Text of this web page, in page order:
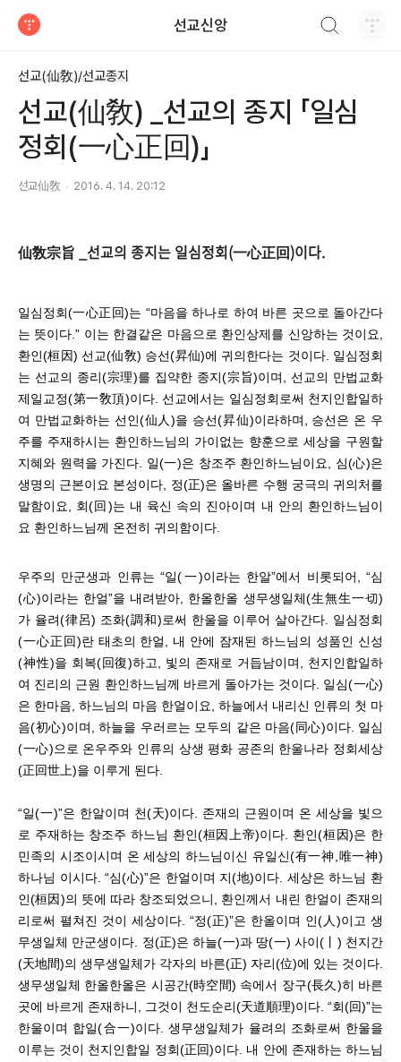
선교신앙
선교(仙敎)/선교종지
선교(仙敎) _선교의 종지 「일심
정회(一心正回)」
선교仙敎 2016. 4. 14. 20:12
仙敎宗旨 _선교의 종지는 일심정회(一心正回)이다.
일심정회(一心正回)는 “마음을 하나로 하여 바른 곳으로 돌아간다
는 뜻이다.” 이는 한결같은 마음으로 환인상제를 신앙하는 것이요,
환인(桓因) 선교(仙敎) 승선(昇仙)에 귀의한다는 것이다. 일심정회
는 선교의 종리(宗理)를 집약한 종지(宗旨)이며, 선교의 만법교화
제일교정(第一敎頂)이다. 선교에서는 일심정회로써 천지인합일하
여 만법교화하는 선인(仙人)을 승선(昇仙)이라하며, 승선은 온 우
주를 주재하시는 환인하느님의 가이없는 향훈으로 세상을 구원할
지혜와 원력을 가진다. 일(一)은 창조주 환인하느님이요, 심(心)은
생명의 근본이요 본성이다, 정(正)은 올바른 수행 궁극의 귀의처를
말함이요, 회(回)는 내 육신 속의 진아이며 내 안의 환인하느님이
요 환인하느님께 온전히 귀의함이다.
우주의 만군생과 인류는 “일(一)이라는 한알”에서 비롯되어, “심
(心)이라는 한얼”을 내려받아, 한올한올 생무생일체(生無生一切)
가 율려(律呂) 조화(調和)로써 한울을 이루어 살아간다. 일심정회
(一心正回)란 태초의 한얼, 내 안에 잠재된 하느님의 성품인 신성
(神性)을 회복(回復)하고, 빛의 존재로 거듭남이며, 천지인합일하
여 진리의 근원 환인하느님께 바르게 돌아가는 것이다.​ 일심(一心)
은 한마음, 하느님의 마음 한얼이요, 하늘에서 내리신 인류의 첫 마
음(初心)이며, 하늘을 우러르는 모두의 같은 마음(同心)이다. 일심
(一心)으로 온우주와 인류의 상생 평화 공존의 한울나라 정회세상
(正回世上)을 이루게 된다.
“일(一)”은 한알이며 천(天)이다. 존재의 근원이며 온 세상을 빛으
로 주재하는 창조주 하느님 환인(桓因上帝)이다. 환인(桓因)은 한
민족의 시조이시며 온 세상의 하느님이신 유일신(有一神,唯一神)
하나님 이시다. “심(心)”은 한얼이며 지(地)이다. 세상은 하느님 환
인(桓因)의 뜻에 따라 창조되었으니, 환인께서 내린 한얼이 존재의
리로써 펼쳐진 것이 세상이다. “정(正)”은 한올이며 인(人)이고 생
무생일체 만군생이다. 정(正)은 하늘(一)과 땅(一) 사이(丨) 천지간
(天地間)의 생무생일체가 각자의 바른(正) 자리(位)에 있는 것이다.
생무생일체 한올한올은 시공간(時空間) 속에서 장구(長久)히 바른
곳에 바르게 존재하니, 그것이 천도순리(天道順理)이다. “회(回)”는
한울이며 합일(合一)이다. 생무생일체가 율려의 조화로써 한울을
이루는 것이 천지인합일 정회(正回)이다. 내 안에 존재하는 하느님